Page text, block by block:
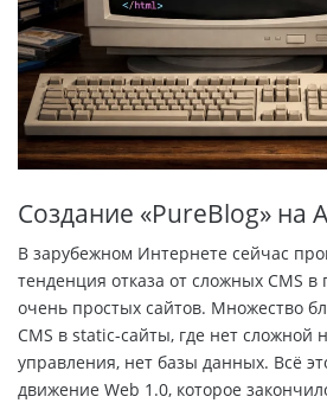
Создание «PureBlog» на
В зарубежном Интернете сейчас
тенденция отказа от сложных CMS в
очень простых сайтов. Множество
CMS в static-сайты, где нет сложной
управления, нет базы данных. Всё
движение Web 1.0, которое